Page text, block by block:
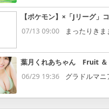
【ポケモン】×「Jリーグ
07/13 09:00
まったりき
葉月くれあちゃん Fruit ＆
06/29 19:36
グラドルマ